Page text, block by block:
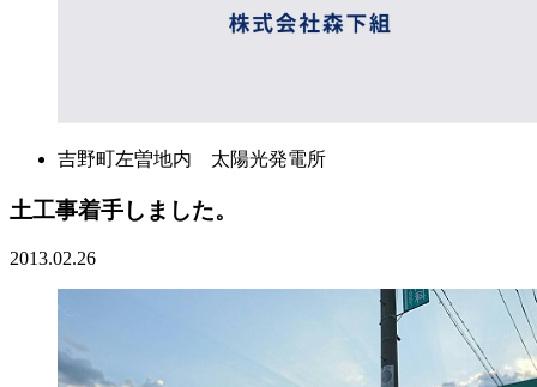
吉野町左曽地内 太陽光発電所
土工事着手しました。
2013.02.26